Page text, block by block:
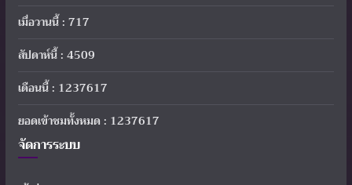
เมื่อวานนี้ : 717
สัปดาห์นี้ : 4509
เดือนนี้ : 1237617
ยอดเข้าชมทั้งหมด : 1237617
จัดการระบบ